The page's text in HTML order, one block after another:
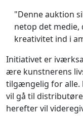
"Denne auktion
netop det
kreativitet ind i
Initiativet er
ære kunstnerens
tilgængelig for alle.
vil gå til
herefter vil